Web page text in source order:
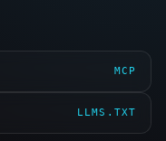
MCP
LLMS.TXT